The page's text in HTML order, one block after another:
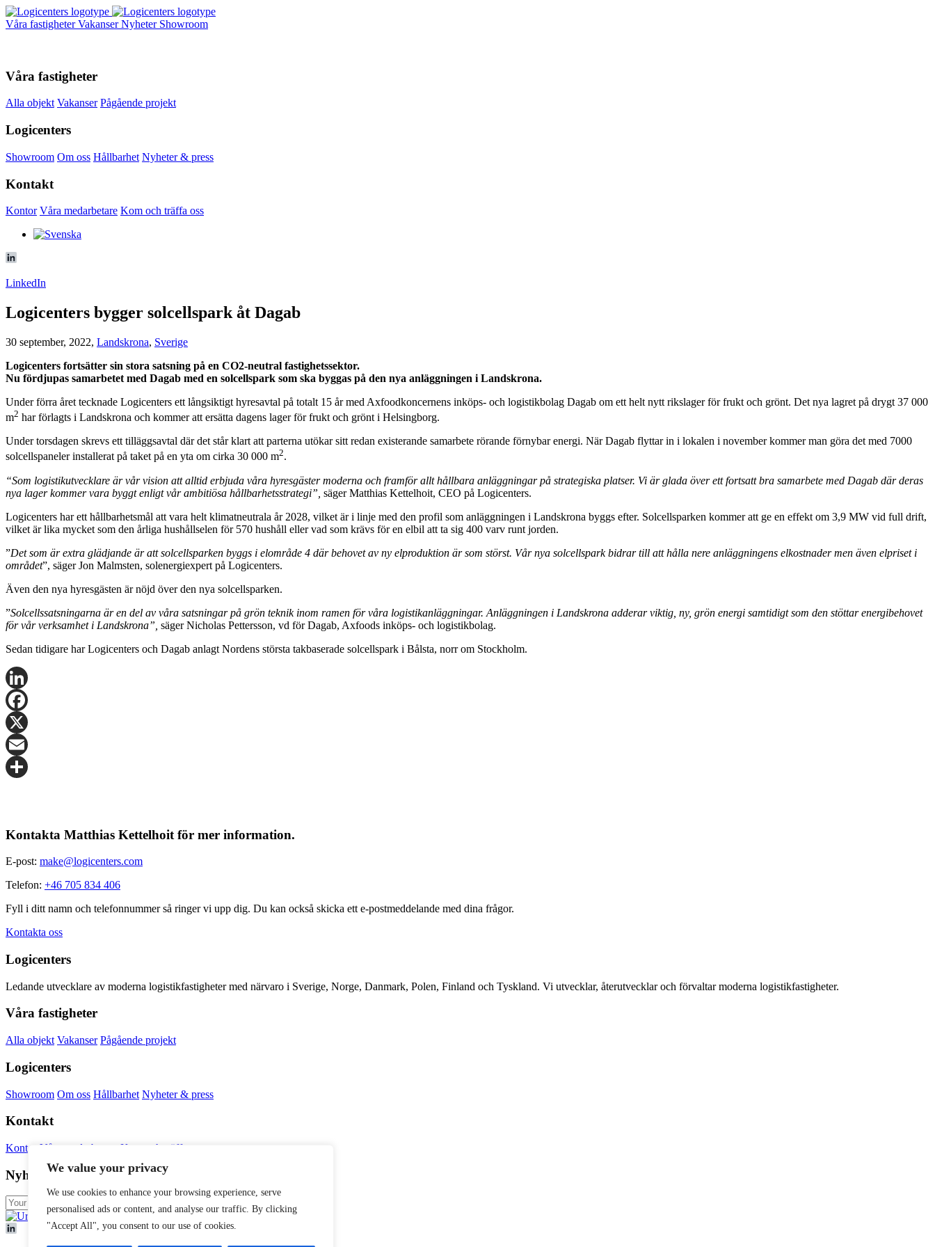
We value your privacy
We use cookies to enhance your browsing experience, serve
personalised ads or content, and analyse our traffic. By clicking
"Accept All", you consent to our use of cookies.
Våra fastigheterVakanserNyheter Showroom
Våra fastigheter
Alla objekt Vakanser Pågående projekt
Logicenters
Showroom Om oss Hållbarhet Nyheter & press
Kontakt
Kontor Våra medarbetare Kom och träffa oss
LinkedIn
Logicenters bygger solcellspark åt Dagab
30 september, 2022, Landskrona, Sverige
Logicenters fortsätter sin stora satsning på en CO2-neutral fastighetssektor.
Nu fördjupas samarbetet med Dagab med en solcellspark som ska byggas på den nya anläggningen i Landskrona.
Under förra året tecknade Logicenters ett långsiktigt hyresavtal på totalt 15 år med Axfoodkoncernens inköps- och logistikbolag Dagab om ett helt nytt rikslager för frukt och grönt. Det nya lagret på drygt 37 000
m2 har förlagts i Landskrona och kommer att ersätta dagens lager för frukt och grönt i Helsingborg.
Under torsdagen skrevs ett tilläggsavtal där det står klart att parterna utökar sitt redan existerande samarbete rörande förnybar energi. När Dagab flyttar in i lokalen i november kommer man göra det med 7000
solcellspaneler installerat på taket på en yta om cirka 30 000 m2.
“Som logistikutvecklare är vår vision att alltid erbjuda våra hyresgäster moderna och framför allt hållbara anläggningar på strategiska platser. Vi är glada över ett fortsatt bra samarbete med Dagab där deras
nya lager kommer vara byggt enligt vår ambitiösa hållbarhetsstrategi”, säger Matthias Kettelhoit, CEO på Logicenters.
Logicenters har ett hållbarhetsmål att vara helt klimatneutrala år 2028, vilket är i linje med den profil som anläggningen i Landskrona byggs efter. Solcellsparken kommer att ge en effekt om 3,9 MW vid full drift,
vilket är lika mycket som den årliga hushållselen för 570 hushåll eller vad som krävs för en elbil att ta sig 400 varv runt jorden.
”Det som är extra glädjande är att solcellsparken byggs i elområde 4 där behovet av ny elproduktion är som störst. Vår nya solcellspark bidrar till att hålla nere anläggningens elkostnader men även elpriset i
området”, säger Jon Malmsten, solenergiexpert på Logicenters.
Även den nya hyresgästen är nöjd över den nya solcellsparken.
”Solcellssatsningarna är en del av våra satsningar på grön teknik inom ramen för våra logistikanläggningar. Anläggningen i Landskrona adderar viktig, ny, grön energi samtidigt som den stöttar energibehovet
för vår verksamhet i Landskrona”, säger Nicholas Pettersson, vd för Dagab, Axfoods inköps- och logistikbolag.
Sedan tidigare har Logicenters och Dagab anlagt Nordens största takbaserade solcellspark i Bålsta, norr om Stockholm.
LinkedIn
Facebook
X
Email
Kontakta Matthias Kettelhoit för mer information.
E-post: make@logicenters.com
Telefon: +46 705 834 406
Fyll i ditt namn och telefonnummer så ringer vi upp dig. Du kan också skicka ett e-postmeddelande med dina frågor.
Kontakta oss
Logicenters
Ledande utvecklare av moderna logistikfastigheter med närvaro i Sverige, Norge, Danmark, Polen, Finland och Tyskland. Vi utvecklar, återutvecklar och förvaltar moderna logistikfastigheter.
Våra fastigheter
Alla objekt Vakanser Pågående projekt
Logicenters
Showroom Om oss Hållbarhet Nyheter & press
Kontakt
Kontor Våra medarbetare Kom och träffa oss
Nyhetsbrev